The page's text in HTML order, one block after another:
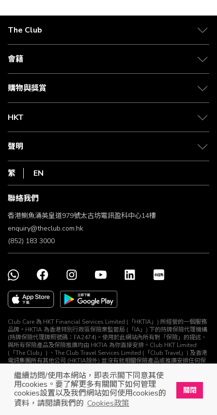
繼續訪問/使用本網站，即表示閣下同意其使
用cookies。要了解更多有關閣下如何管理
cookies設置以及我們網站如何使用cookies的
資料，請閱讀我們的 Cookies政策
關閉
The Club
關於 The Club
合作夥伴
媒體中心
會籍
會籍及專屬禮遇
賺取積分
購物與獎賞
物流與配送
Club Shopping 商品領取站
常見問題
HKT
csl.
1010
HKT
聲明
私隱聲明
使用條款
條款及細則
不歧視及不騷擾聲明
認可牌照及通告
繁 EN
聯絡我們
香港鰂魚涌英皇道979號太古坊電訊盈科中心14樓
enquiry@theclub.com.hk
(852) 183 3000
Club Care 為 HKT Financial Services Limited (「HKTIA」) 所經營的一個服務
品牌。HKTIA 為香港特別行政區保險業監管局 (「IA」) 下的持牌保險代理機構
(持牌保險代理牌照號碼：FA2474)。使用於此網站內所有對「保險」的提述、
與所有保險產品及保險推廣均由 HKTIA 為你直接安排。Club HKT Limited
(「The Club」) 、The Club Travel Services Limited (「Club Travel」) 及香港
電訊集團所有其他公司 (HKTIA除外) 並沒有就相關保險產品或推廣安排任何保
© The Club 2026. 保留所有權利
立即下載The Club手機app
展開屬於你的獎賞之旅
開啟